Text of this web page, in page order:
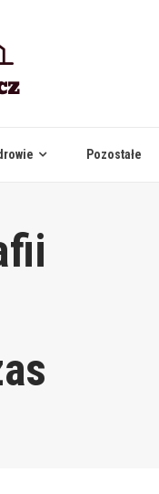
Pozostałe